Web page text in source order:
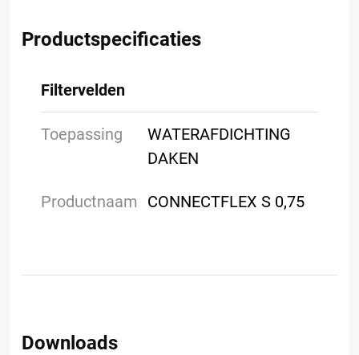
Productspecificaties
Filtervelden
Toepassing
WATERAFDICHTING
DAKEN
Productnaam CONNECTFLEX S 0,75
Downloads